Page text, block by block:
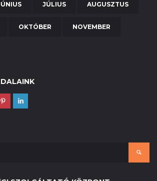
JÚLIUS AUGUSZTUS
OKTÓBER NOVEMBER